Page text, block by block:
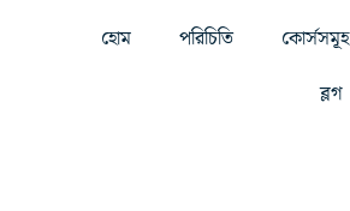
হোম পরিচিতি কোর্সসমূহ
ব্লগ